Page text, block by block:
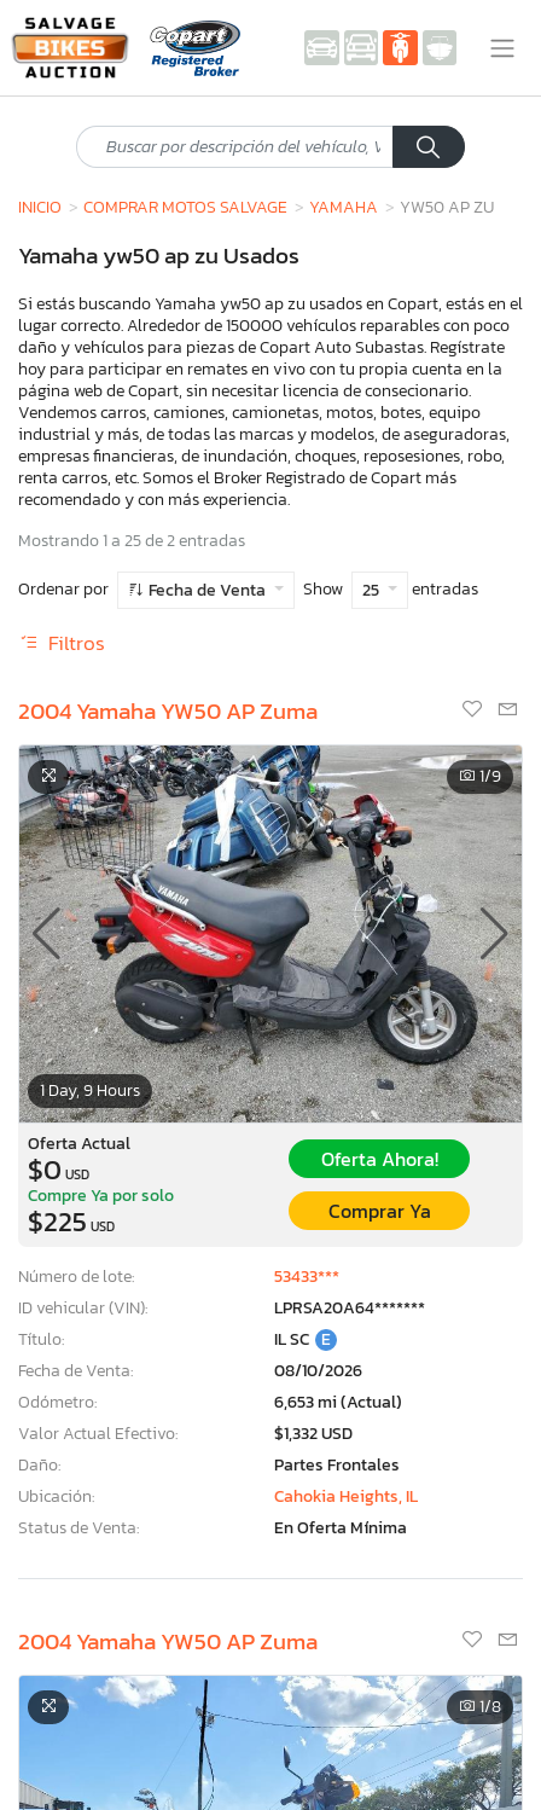
INICIO COMPRAR MOTOS SALVAGE YAMAHA YW50 AP ZU
Yamaha yw50 ap zu Usados
Si estás buscando Yamaha yw50 ap zu usados en Copart, estás en el
lugar correcto. Alrededor de 150000 vehículos reparables con poco
daño y vehículos para piezas de Copart Auto Subastas. Regístrate
hoy para participar en remates en vivo con tu propia cuenta en la
página web de Copart, sin necesitar licencia de consecionario.
Vendemos carros, camiones, camionetas, motos, botes, equipo
industrial y más, de todas las marcas y modelos, de aseguradoras,
empresas financieras, de inundación, choques, reposesiones, robo,
renta carros, etc. Somos el Broker Registrado de Copart más
recomendado y con más experiencia.
Mostrando 1 a 25 de 2 entradas
Ordenar por
Fecha de Venta Show 25 entradas
Filtros
2004 Yamaha YW50 AP Zuma
1 Day, 9 Hours
1/9
Oferta Actual
$0 USD
Oferta Ahora!
Compre Ya por solo
$225 USD
Comprar Ya
Número de lote:
53433***
ID vehicular (VIN):
LPRSA20A64*******
Título:
IL SC E
Fecha de Venta:
08/10/2026
Odómetro:
6,653 mi (Actual)
Valor Actual Efectivo:
$1,332 USD
Daño:
Partes Frontales
Ubicación:
Cahokia Heights, IL
Status de Venta:
En Oferta Mínima
2004 Yamaha YW50 AP Zuma
1/8